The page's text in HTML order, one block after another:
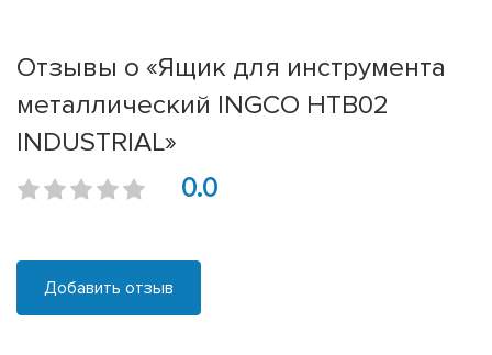
Отзывы о «Ящик для инструмента
металлический INGCO HTB02
INDUSTRIAL»
0.0
Добавить отзыв